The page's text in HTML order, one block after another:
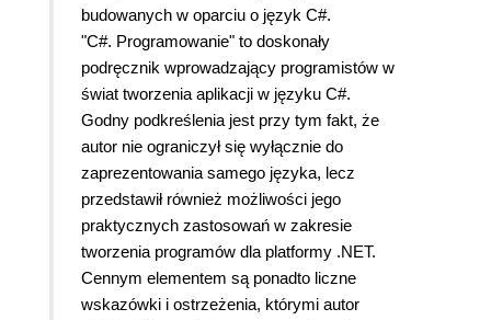
budowanych w oparciu o język C#.
"C#. Programowanie" to doskonały
podręcznik wprowadzający programistów w
świat tworzenia aplikacji w języku C#.
Godny podkreślenia jest przy tym fakt, że
autor nie ograniczył się wyłącznie do
zaprezentowania samego języka, lecz
przedstawił również możliwości jego
praktycznych zastosowań w zakresie
tworzenia programów dla platformy .NET.
Cennym elementem są ponadto liczne
wskazówki i ostrzeżenia, którymi autor